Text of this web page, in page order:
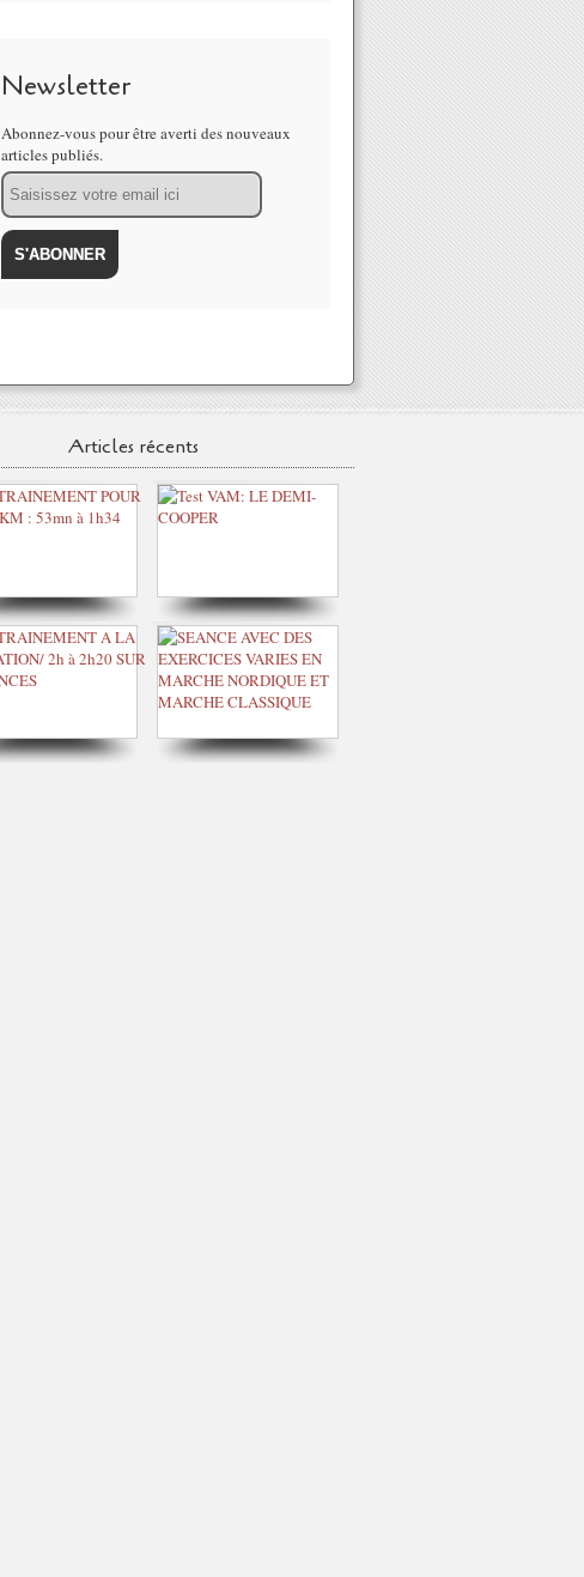
Newsletter
Abonnez-vous pour être averti des nouveaux
articles publiés.
Email
Articles récents